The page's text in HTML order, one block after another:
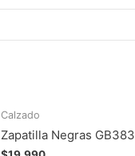
Calzado
Zapatilla Negras GB383